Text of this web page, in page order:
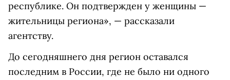
республике. Он подтвержден у женщины —
жительницы региона», — рассказали
агентству.
До сегодняшнего дня регион оставался
последним в России, где не было ни одного